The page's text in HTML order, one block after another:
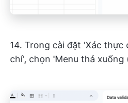
14. Trong cài đặt 'Xác thực
chí', chọn 'Menu thả